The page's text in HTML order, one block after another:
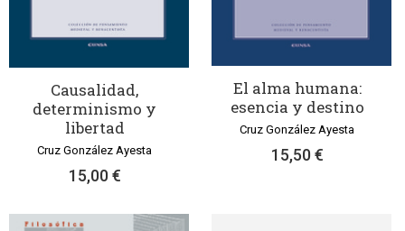
Causalidad,
determinismo y
libertad
Cruz González Ayesta
15,00 €
El alma humana:
esencia y destino
Cruz González Ayesta
15,50 €